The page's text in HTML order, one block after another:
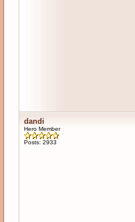
dandi
Hero Member
Posts: 2933